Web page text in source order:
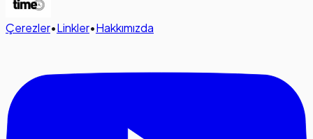
Çerezler•Linkler•Hakkımızda